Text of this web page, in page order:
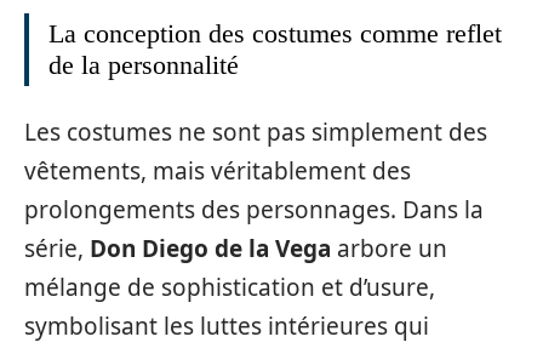
La conception des costumes comme reflet
de la personnalité
Les costumes ne sont pas simplement des
vêtements, mais véritablement des
prolongements des personnages. Dans la
série, Don Diego de la Vega arbore un
mélange de sophistication et d’usure,
symbolisant les luttes intérieures qui